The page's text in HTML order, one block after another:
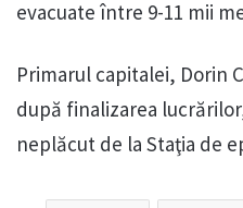
evacuate între 9-11 mii
Primarul capitalei, Dorin
după finalizarea
neplăcut de la Staţia de